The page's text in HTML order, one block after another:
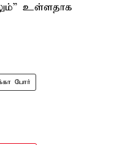
உள்ளதாக
போர்